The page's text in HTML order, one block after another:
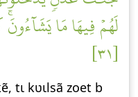
لَهُمۡ فِيهَا مَا
[٣١]
tɩ kʋɩlsã zoet b